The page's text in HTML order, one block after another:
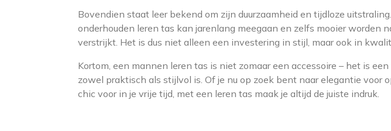
Bovendien staat leer bekend om zijn duurzaamheid en tijdloze
onderhouden leren tas kan jarenlang meegaan en zelfs mooier worden
verstrijkt. Het is dus niet alleen een investering in stijl, maar ook in
Kortom, een mannen leren tas is niet zomaar een accessoire – het is
zowel praktisch als stijlvol is. Of je nu op zoek bent naar elegantie voor
chic voor in je vrije tijd, met een leren tas maak je altijd de juiste indruk.